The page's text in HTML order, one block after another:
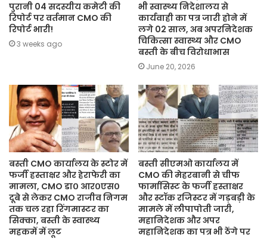
पुरानी 04 सदस्यीय कमेटी की
रिपोर्ट पर वर्तमान CMO की
रिपोर्ट भारी!
3 weeks ago
भी स्वास्थ्य निदेशालय से
कार्यवाही का पत्र जारी होने में
लगे 02 साल, अब अपरनिदेशक
चिकित्सा स्वास्थ्य और CMO
बस्ती के बीच विरोधाभास
June 20, 2026
बस्ती CMO कार्यालय के स्टोर में
फर्जी हस्ताक्षर और हेराफेरी का
मामला, CMO डा० आर०एस०
दूबे से लेकर CMO राजीव निगम
तक चल रहा रिंगमास्टर का
सिक्का, बस्ती के स्वास्थ्य
महकमें में लूट
बस्ती सीएमओ कार्यालय में
CMO की मेहरबानी से चीफ
फार्मासिस्ट के फर्जी हस्ताक्षर
और स्टॉक रजिस्टर में गड़बड़ी के
मामले में लीपापोती जारी,
महानिदेशक और अपर
महानिदेशक का पत्र भी ठेंगे पर